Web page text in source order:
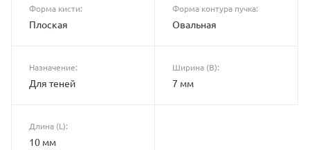
Форма кисти:
Плоская
Форма контура пучка:
Овальная
Назначение:
Для теней
Ширина (B):
7 мм
Длина (L):
10 мм